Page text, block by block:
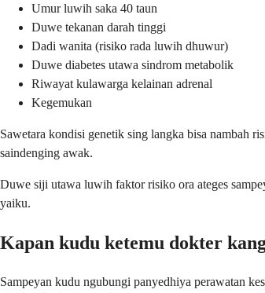
Umur luwih saka 40 taun
Duwe tekanan darah tinggi
Dadi wanita (risiko rada luwih dhuwur)
Duwe diabetes utawa sindrom metabolik
Riwayat kulawarga kelainan adrenal
Kegemukan
Sawetara kondisi genetik sing langka bisa nambah
saindenging awak.
Duwe siji utawa luwih faktor risiko ora ateges
yaiku.
Kapan kudu ketemu dokter
Sampeyan kudu ngubungi panyedhiya perawatan